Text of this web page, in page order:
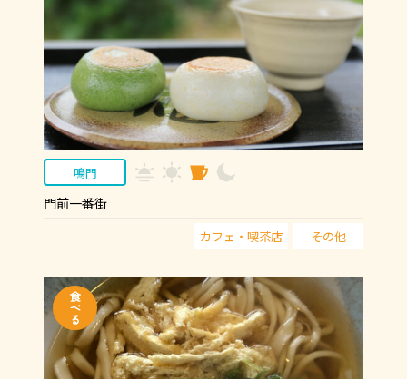
鳴門
門前一番街
カフェ・喫茶店 その他